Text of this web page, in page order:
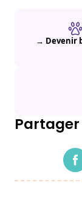
→ Devenir